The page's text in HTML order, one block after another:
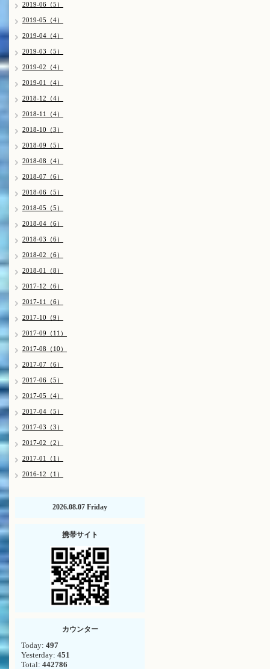
2019-06（5）
2019-05（4）
2019-04（4）
2019-03（5）
2019-02（4）
2019-01（4）
2018-12（4）
2018-11（4）
2018-10（3）
2018-09（5）
2018-08（4）
2018-07（6）
2018-06（5）
2018-05（5）
2018-04（6）
2018-03（6）
2018-02（6）
2018-01（8）
2017-12（6）
2017-11（6）
2017-10（9）
2017-09（11）
2017-08（10）
2017-07（6）
2017-06（5）
2017-05（4）
2017-04（5）
2017-03（3）
2017-02（2）
2017-01（1）
2016-12（1）
2026.08.07 Friday
携帯サイト
カウンター
Today: 497
Yesterday: 451
Total: 442786